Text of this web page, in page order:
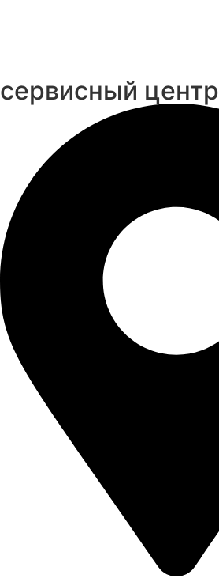
cервисный центр